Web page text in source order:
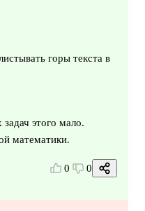
горы текста в
этого мало.
математики.
0 0